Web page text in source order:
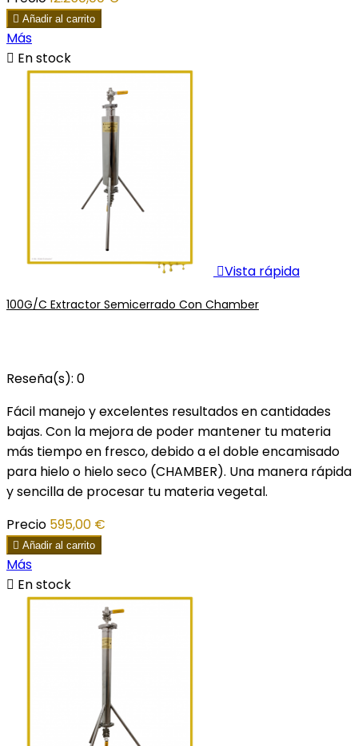
 Añadir al carrito
Más
 En stock
Vista rápida
100G/C Extractor Semicerrado Con Chamber
Reseña(s): 0
Fácil manejo y excelentes resultados en cantidades
bajas. Con la mejora de poder mantener tu materia
más tiempo en fresco, debido a el doble encamisado
para hielo o hielo seco (CHAMBER). Una manera rápida
y sencilla de procesar tu materia vegetal.
Precio 595,00 €
 Añadir al carrito
Más
 En stock